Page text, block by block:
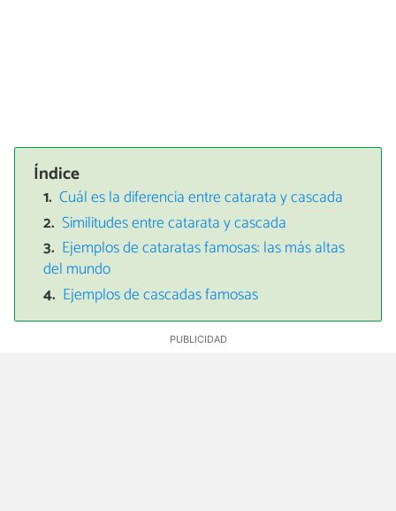
Índice
Cuál es la diferencia entre catarata y cascada
Similitudes entre catarata y cascada
Ejemplos de cataratas famosas: las más altas
del mundo
Ejemplos de cascadas famosas